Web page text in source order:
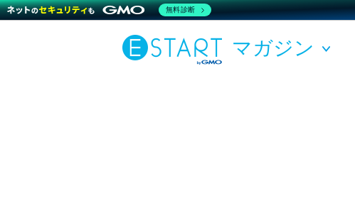
マガジン
無料診断